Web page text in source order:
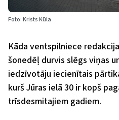
Foto: Krists Kūla
Kāda ventspilniece
šonedēļ durvis slēgs viņas
iedzīvotāju iecienītais
kurš Jūras ielā 30 ir kopš
trīsdesmitajiem gadiem.